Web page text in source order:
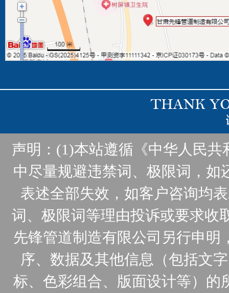
声明：(1)本站遵循《中华人民
中尽量规避违禁词、极限词，
表述全部失效，如客户咨询均
词、极限词等理由投诉或要求收
先锋管道制造有限公司另行申
序、数据及其他信息（包括文
标、色彩组合、版面设计等）的